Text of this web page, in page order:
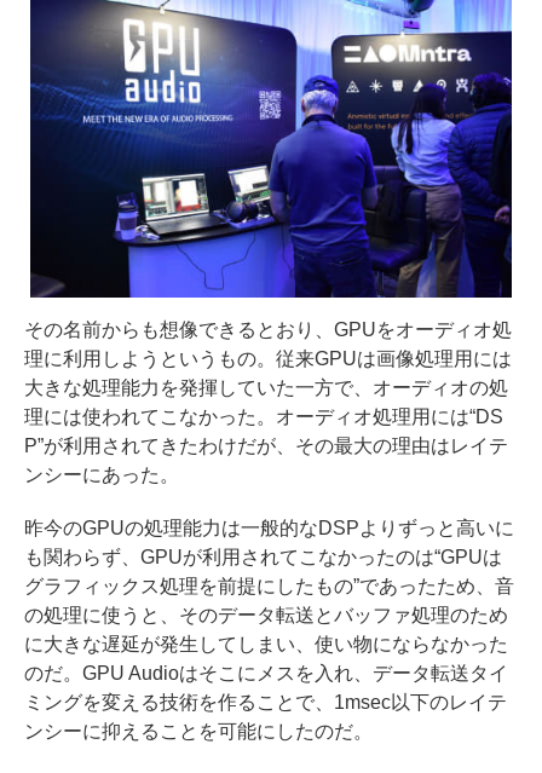
その名前からも想像できるとおり、GPUをオーディオ処
理に利用しようというもの。従来GPUは画像処理用には
大きな処理能力を発揮していた一方で、オーディオの処
理には使われてこなかった。オーディオ処理用には“DS
P”が利用されてきたわけだが、その最大の理由はレイテ
ンシーにあった。
昨今のGPUの処理能力は一般的なDSPよりずっと高いに
も関わらず、GPUが利用されてこなかったのは“GPUは
グラフィックス処理を前提にしたもの”であったため、音
の処理に使うと、そのデータ転送とバッファ処理のため
に大きな遅延が発生してしまい、使い物にならなかった
のだ。GPU Audioはそこにメスを入れ、データ転送タイ
ミングを変える技術を作ることで、1msec以下のレイテ
ンシーに抑えることを可能にしたのだ。